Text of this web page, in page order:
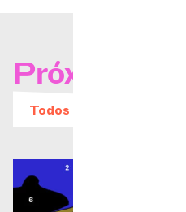
Próximos
Todos los eventos